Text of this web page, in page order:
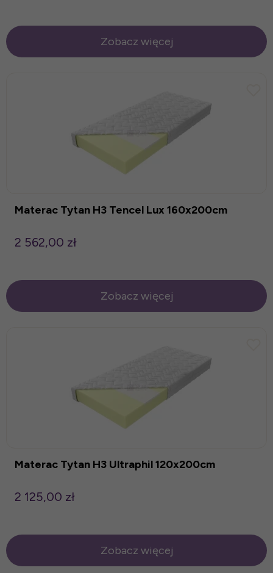
Zobacz więcej
Materac Tytan H3 Tencel Lux 160x200cm
2 562,00 zł
Zobacz więcej
Materac Tytan H3 Ultraphil 120x200cm
2 125,00 zł
Zobacz więcej